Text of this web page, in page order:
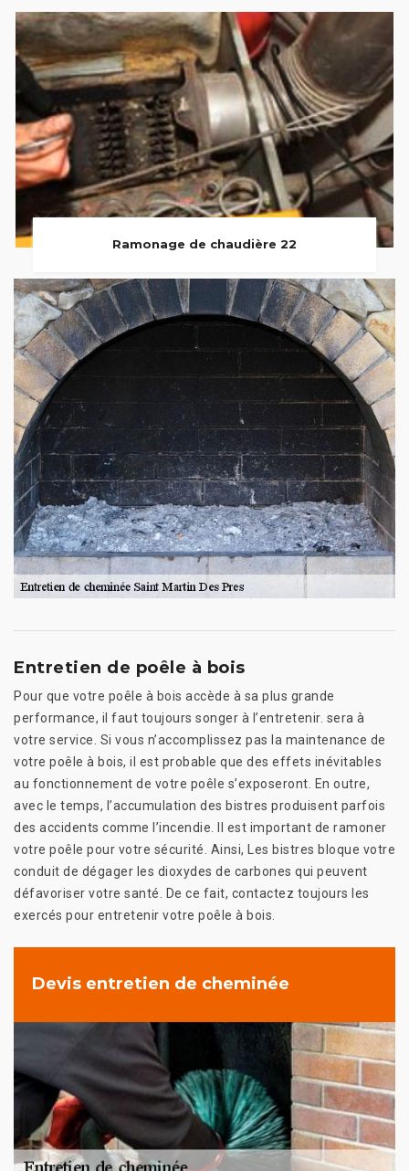
Ramonage de chaudière 22
Entretien de poêle à bois
Pour que votre poêle à bois accède à sa plus grande
performance, il faut toujours songer à l’entretenir. sera à
votre service. Si vous n’accomplissez pas la maintenance de
votre poêle à bois, il est probable que des effets inévitables
au fonctionnement de votre poêle s’exposeront. En outre,
avec le temps, l’accumulation des bistres produisent parfois
des accidents comme l’incendie. Il est important de ramoner
votre poêle pour votre sécurité. Ainsi, Les bistres bloque votre
conduit de dégager les dioxydes de carbones qui peuvent
défavoriser votre santé. De ce fait, contactez toujours les
exercés pour entretenir votre poêle à bois.
Devis entretien de cheminée